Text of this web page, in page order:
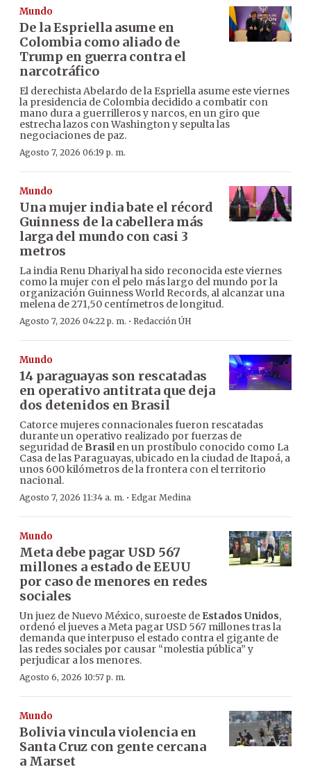
Mundo
De la Espriella asume en
Colombia como aliado de
Trump en guerra contra el
narcotráfico
El derechista Abelardo de la Espriella asume este viernes
la presidencia de Colombia decidido a combatir con
mano dura a guerrilleros y narcos, en un giro que
estrecha lazos con Washington y sepulta las
negociaciones de paz.
Agosto 7, 2026 06:19 p. m.
Mundo
Una mujer india bate el récord
Guinness de la cabellera más
larga del mundo con casi 3
metros
La india Renu Dhariyal ha sido reconocida este viernes
como la mujer con el pelo más largo del mundo por la
organización Guinness World Records, al alcanzar una
melena de 271,50 centímetros de longitud.
Agosto 7, 2026 04:22 p. m. · Redacción ÚH
Mundo
14 paraguayas son rescatadas
en operativo antitrata que deja
dos detenidos en Brasil
Catorce mujeres connacionales fueron rescatadas
durante un operativo realizado por fuerzas de
seguridad de Brasilen un prostíbulo conocido como La
Casa de las Paraguayas, ubicado en la ciudad de Itapoá, a
unos 600 kilómetros de la frontera con el territorio
nacional.
Agosto 7, 2026 11:34 a. m. · Edgar Medina
Mundo
Meta debe pagar USD 567
millones a estado de EEUU
por caso de menores en redes
sociales
Un juez de Nuevo México, suroeste de Estados Unidos,
ordenó el jueves a Meta pagar USD 567 millones tras la
demanda que interpuso el estado contra el gigante de
las redes sociales por causar “molestia pública” y
perjudicar a los menores.
Agosto 6, 2026 10:57 p. m.
Mundo
Bolivia vincula violencia en
Santa Cruz con gente cercana
a Marset